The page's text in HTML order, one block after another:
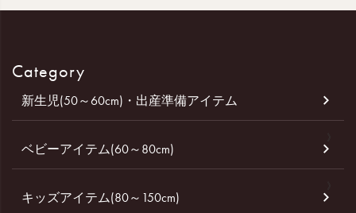
Category
新生児(50～60cm)・出産準備アイテム
ベビーアイテム(60～80cm)
キッズアイテム(80～150cm)